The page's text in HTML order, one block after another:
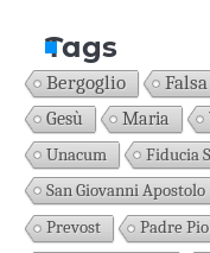
Tags
Bergoglio
Gesù Maria
Unacum
Fiducia
San Giovanni Apostolo
Prevost
Padre Pio